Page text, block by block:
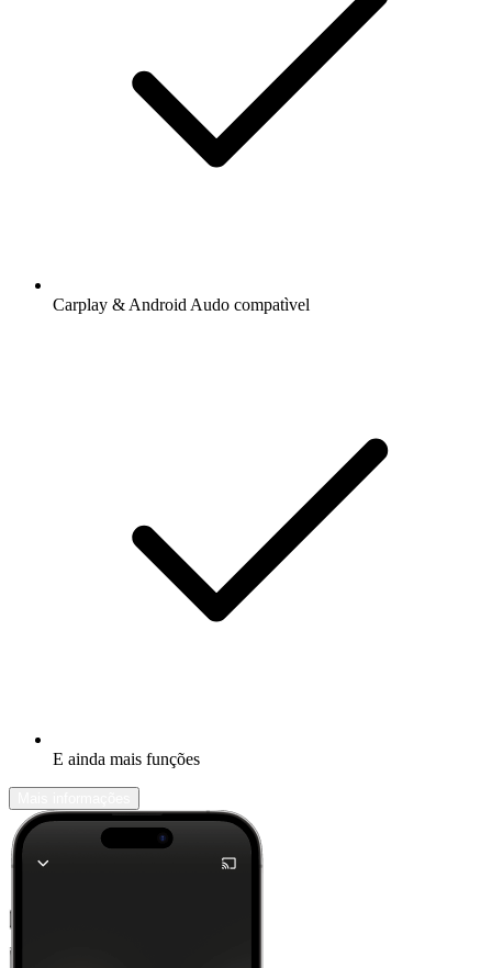
Carplay & Android Audo compatìvel
E ainda mais funções